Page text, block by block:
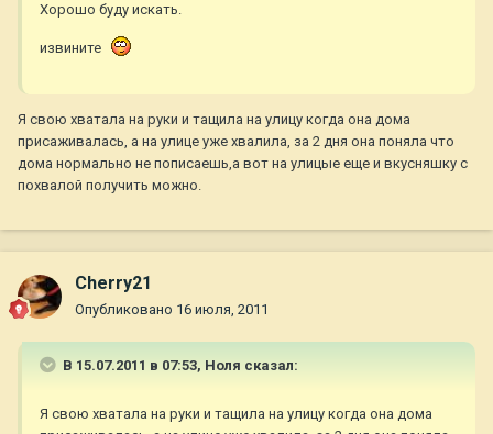
Хорошо буду искать.
извините
Я свою хватала на руки и тащила на улицу когда она дома
присаживалась, а на улице уже хвалила, за 2 дня она поняла что
дома нормально не пописаешь,а вот на улицые еще и вкусняшку с
похвалой получить можно.
Cherry21
Опубликовано 16 июля, 2011
В 15.07.2011 в 07:53, Ноля сказал:
Я свою хватала на руки и тащила на улицу когда она дома